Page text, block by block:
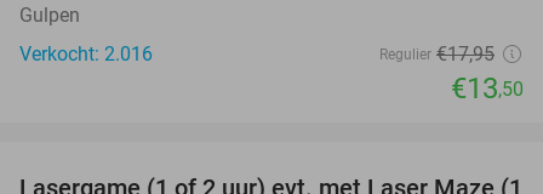
Gulpen
Verkocht: 2.016
Regulier €17,95
€13,50
Lasergame (1 of 2 uur) evt. met Laser Maze (1